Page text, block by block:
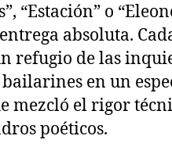
“Estación” o
absoluta.
refugio de las
en un
mezcló el rigor
poéticos.